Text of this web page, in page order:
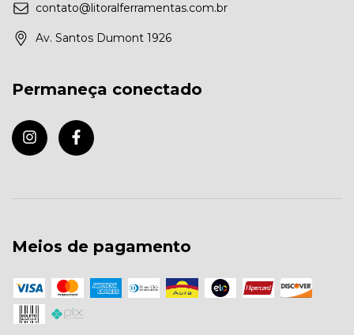
contato@litoralferramentas.com.br
Av. Santos Dumont 1926
Permaneça conectado
Meios de pagamento